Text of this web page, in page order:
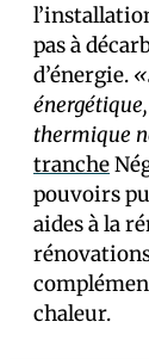
pas à
d’énergie.
thermique
tranche
pouvoirs
aides à la
chaleur.